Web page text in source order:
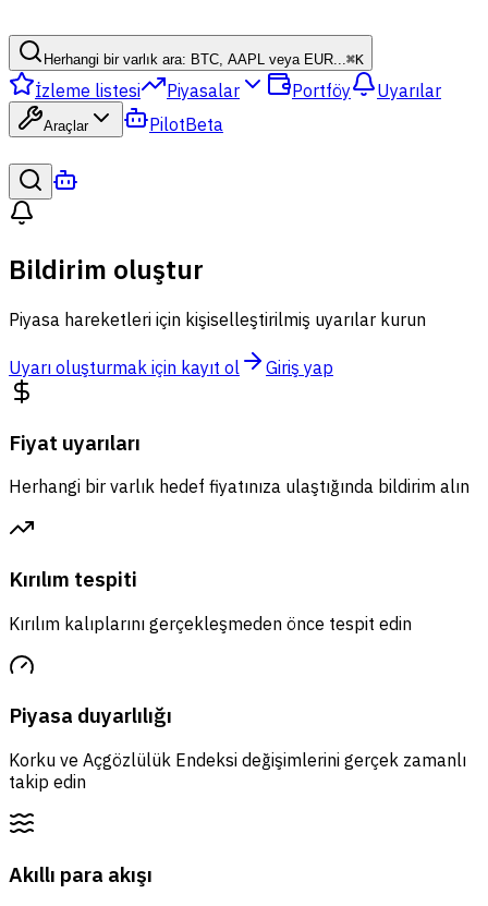
Herhangi bir varlık ara: BTC, AAPL veya EUR...⌘K
İzleme listesi Piyasalar Portföy Uyarılar
Araçlar PilotBeta
Bildirim oluştur
Piyasa hareketleri için kişiselleştirilmiş uyarılar kurun
Uyarı oluşturmak için kayıt ol Giriş yap
Fiyat uyarıları
Herhangi bir varlık hedef fiyatınıza ulaştığında bildirim alın
Kırılım tespiti
Kırılım kalıplarını gerçekleşmeden önce tespit edin
Piyasa duyarlılığı
Korku ve Açgözlülük Endeksi değişimlerini gerçek zamanlı
takip edin
Akıllı para akışı